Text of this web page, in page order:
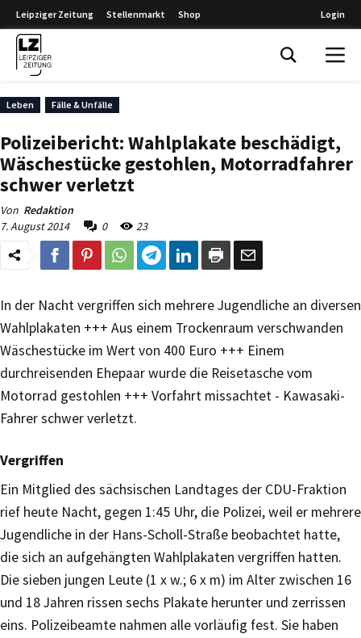
Leipziger Zeitung Stellenmarkt Shop Login
Leben Fälle & Unfälle
Polizeibericht: Wahlplakate beschädigt,
Wäschestücke gestohlen, Motorradfahrer
schwer verletzt
Von Redaktion
7. August 2014
0 23
In der Nacht vergriffen sich mehrere Jugendliche an diversen
Wahlplakaten +++ Aus einem Trockenraum verschwanden
Wäschestücke im Wert von 400 Euro +++ Einem
durchreisenden Ehepaar wurde die Reisetasche vom
Motorrad gestohlen +++ Vorfahrt missachtet - Kawasaki-
Fahrer schwer verletzt.
Vergriffen
Ein Mitglied des sächsischen Landtages der CDU-Fraktion
rief heute Nacht, gegen 1:45 Uhr, die Polizei, weil er mehrere
Jugendliche in der Hans-Scholl-Straße beobachtet hatte,
die sich an aufgehängten Wahlplakaten vergriffen hatten.
Die sieben jungen Leute (1 x w.; 6 x m) im Alter zwischen 16
und 18 Jahren rissen sechs Plakate herunter und zerrissen
eins. Polizeibeamte nahmen alle vorläufig fest. Sie haben